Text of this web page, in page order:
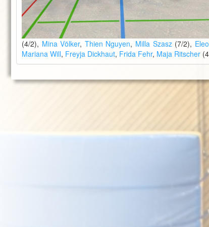
(4/2), Mina Völker, Thien Nguyen, Milla Szasz(7/2),
Mariana Will, Freyja Dickhaut, Frida Fehr, Maja Ritscher